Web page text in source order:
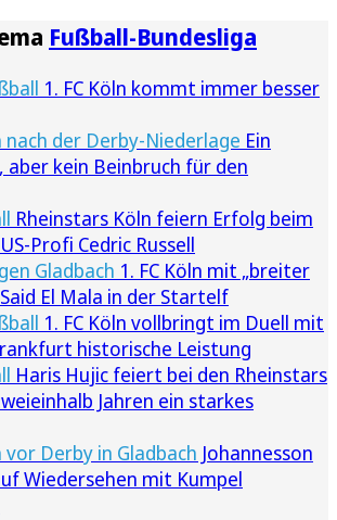
Fußball-Bundesliga
1. FC Köln kommt immer besser
nach der Derby-Niederlage Ein
aber kein Beinbruch für den
Rheinstars Köln feiern Erfolg beim
Profi Cedric Russell
Gladbach 1. FC Köln mit „breiter
El Mala in der Startelf
1. FC Köln vollbringt im Duell mit
historische Leistung
Haris Hujic feiert bei den Rheinstars
Jahren ein starkes
vor Derby in Gladbach Johannesson
Wiedersehen mit Kumpel